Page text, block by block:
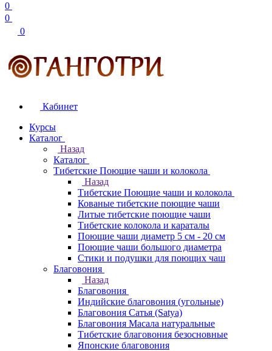
0
0
0
Кабинет
Курсы
Каталог
Назад
Каталог
Тибетские Поющие чаши и колокола
Назад
Тибетские Поющие чаши и колокола
Кованые тибетские поющие чаши
Литые тибетские поющие чаши
Тибетские колокола и караталы
Поющие чаши диаметр 5 см - 20 см
Поющие чаши большого диаметра
Стики и подушки для поющих чаш
Благовония
Назад
Благовония
Индийские благовония (угольные)
Благовония Сатья (Satya)
Благовония Масала натуральные
Тибетские благовония безосновные
Японские благовония